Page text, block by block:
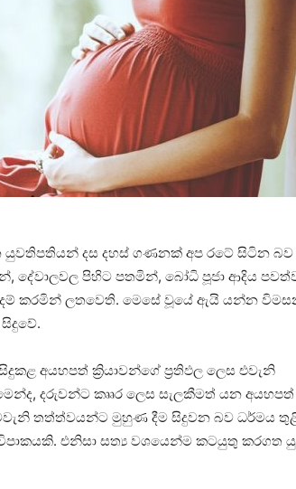
යුවතිපතියන් දස දහස්‌ ගණනක්‌ අප රටේ සිටින බව
පිහිට පතමින්, බෝධි පූජා ආදිය
කරමින් ලතවෙති. මෙසේ වූයේ ඇයි යන්න
අයහපත් ක්‍රියාවන්ගේ ප්‍රතිඵල ලෙස එවැනි
දරුවන්ට කෲර ලෙස සැලකීමත් යන අයහපත්
තත්ත්වයන්ට මුහුණ දීම සිදුවන බව ධර්මය
විපාකයකි. එනිසා සත්‍ය වශයෙන්ම කටයුතු කරගත